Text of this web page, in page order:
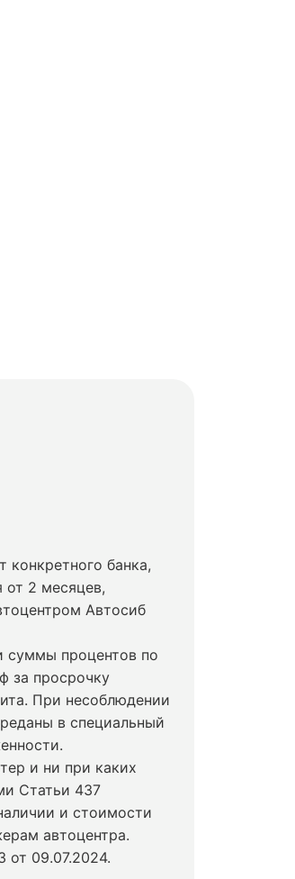
конкретного банка,
2 месяцев,
Автосиб
суммы процентов по
за просрочку
При несоблюдении
в специальный
и ни при каких
Статьи 437
и стоимости
автоцентра.
09.07.2024.